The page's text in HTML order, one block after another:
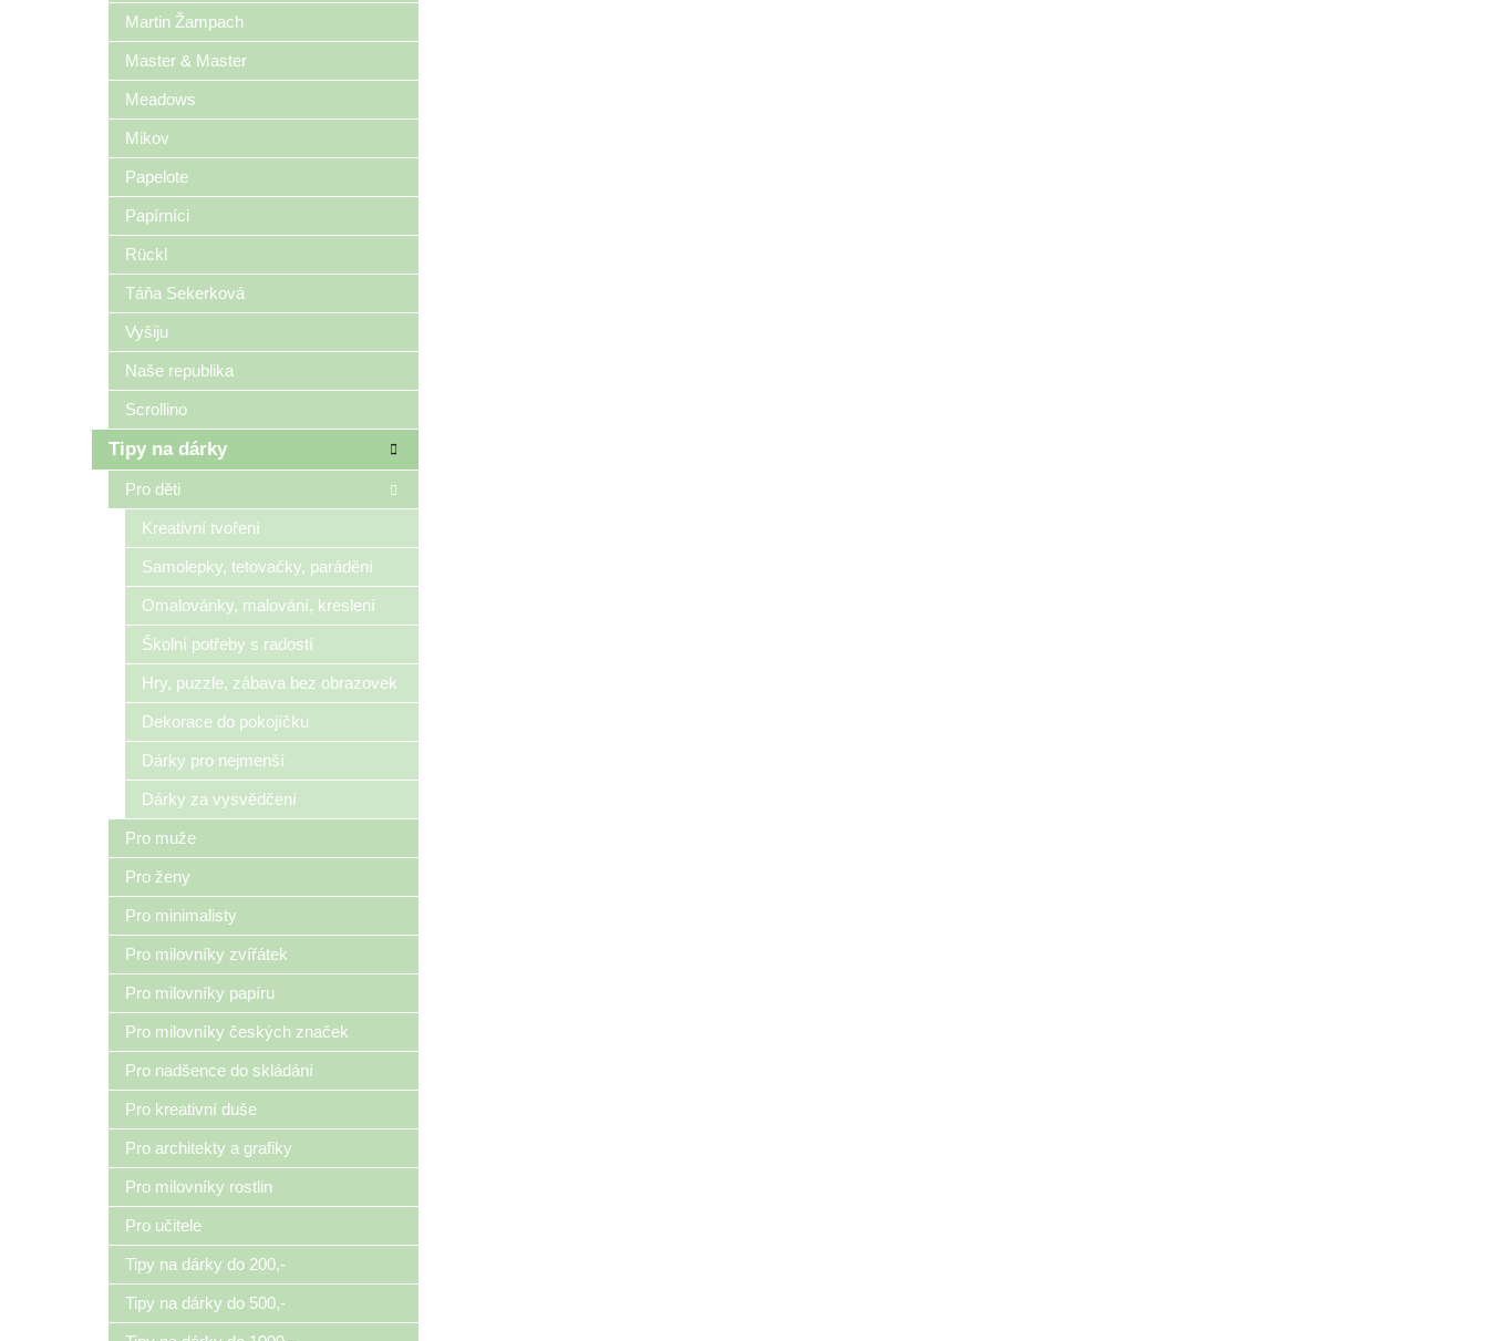
Martin Žampach
Master & Master
Meadows
Mikov
Papelote
Papírníci
Rückl
Táňa Sekerková
Vyšiju
Naše republika
Scrollino
Tipy na dárky
Pro děti
Kreativní tvoření
Samolepky, tetovačky, parádění
Omalovánky, malování, kreslení
Školní potřeby s radostí
Hry, puzzle, zábava bez obrazovek
Dekorace do pokojíčku
Dárky pro nejmenší
Dárky za vysvědčení
Pro muže
Pro ženy
Pro minimalisty
Pro milovníky zvířátek
Pro milovníky papíru
Pro milovníky českých značek
Pro nadšence do skládání
Pro kreativní duše
Pro architekty a grafiky
Pro milovníky rostlin
Pro učitele
Tipy na dárky do 200,-
Tipy na dárky do 500,-